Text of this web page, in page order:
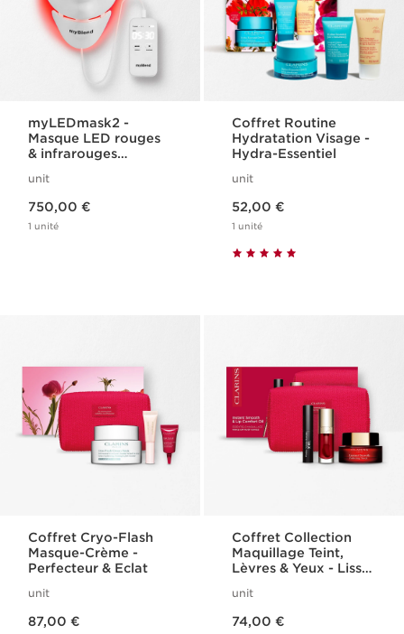
myLEDmask2 -
Masque LED rouges
& infrarouges
collagène - Visage +
cou
unit
750,00 €
1 unité
Coffret Routine
Hydratation Visage -
Hydra-Essentiel
unit
52,00 €
1 unité
Coffret Cryo-Flash
Masque-Crème -
Perfecteur & Eclat
unit
87,00 €
Coffret Collection
Maquillage Teint,
Lèvres & Yeux - Lisse
Comblante
unit
74,00 €